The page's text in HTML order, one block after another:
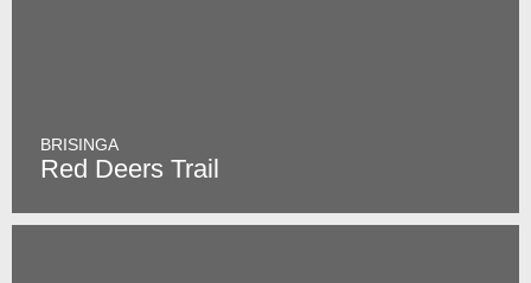
BRISINGA
Red Deers Trail